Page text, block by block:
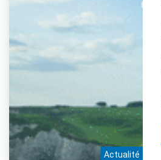
Actualité